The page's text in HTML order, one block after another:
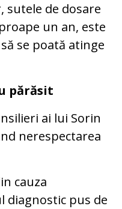
de dosare
un an, este
se poată atinge
părăsit
ai lui Sorin
nerespectarea
cauza
diagnostic pus de